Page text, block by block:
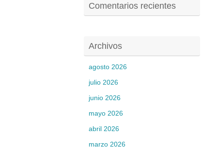
Comentarios recientes
Archivos
agosto 2026
julio 2026
junio 2026
mayo 2026
abril 2026
marzo 2026